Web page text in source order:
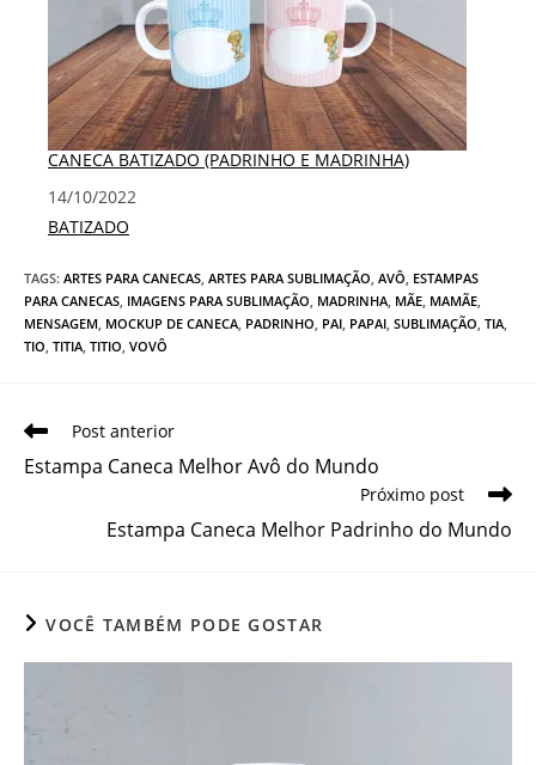
CANECA BATIZADO (PADRINHO E MADRINHA)
Data
14/10/2022
Em relação a
BATIZADO
TAGS: ARTES PARA CANECAS, ARTES PARA SUBLIMAÇÃO, AVÔ, ESTAMPAS
PARA CANECAS, IMAGENS PARA SUBLIMAÇÃO, MADRINHA, MÃE, MAMÃE,
MENSAGEM, MOCKUP DE CANECA, PADRINHO, PAI, PAPAI, SUBLIMAÇÃO, TIA,
TIO, TITIA, TITIO, VOVÔ
Leia
artigos
Post anterior
Estampa Caneca Melhor Avô do Mundo
Próximo post
Estampa Caneca Melhor Padrinho do Mundo
VOCÊ TAMBÉM PODE GOSTAR